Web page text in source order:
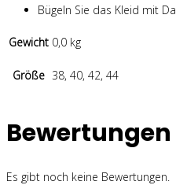
Bügeln Sie das Kleid mit
Gewicht 0,0 kg
Größe 38, 40, 42, 44
Bewertungen
Es gibt noch keine Bewertungen.